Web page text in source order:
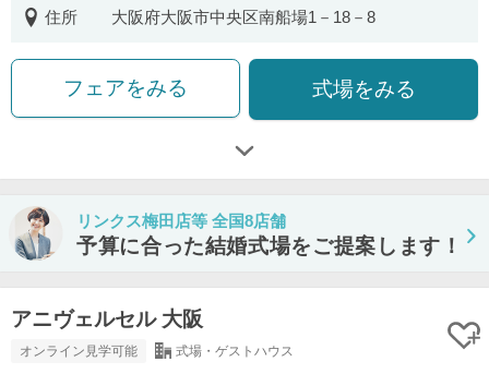
住所
大阪府大阪市中央区南船場1－18－8
フェアをみる 式場をみる
リンクス梅田店等 全国8店舗
予算に合った結婚式場をご提案します！
アニヴェルセル 大阪
オンライン見学可能 式場・ゲストハウス